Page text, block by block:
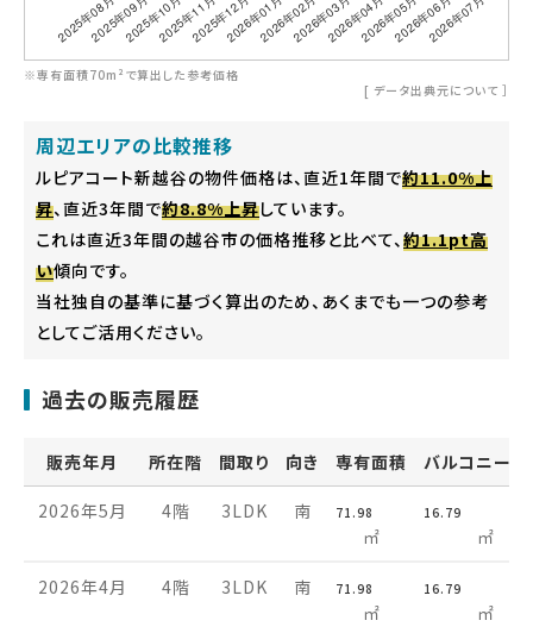
※専有面積70m²で算出した参考価格
[ データ出典元について ］
周辺エリアの比較推移
ルピアコート新越谷の物件価格は、直近1年間で約11.0%上
昇、直近3年間で約8.8%上昇しています。
これは直近3年間の越谷市の価格推移と比べて、約1.1pt高
い傾向です。
当社独自の基準に基づく算出のため、あくまでも一つの参考
としてご活用ください。
過去の販売履歴
販売年月 所在階 間取り 向き 専有面積 バルコニー
2026年5月 4階 3LDK 南 71.98
㎡
16.79
㎡
2026年4月 4階 3LDK 南 71.98
㎡
16.79
㎡